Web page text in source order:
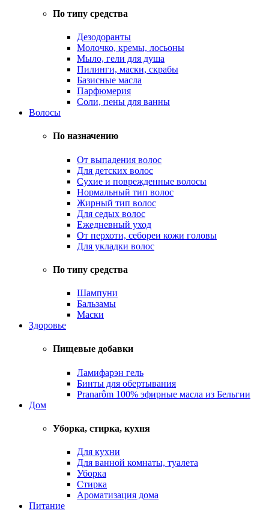
По типу средства
Дезодоранты
Молочко, кремы, лосьоны
Мыло, гели для душа
Пилинги, маски, скрабы
Базисные масла
Парфюмерия
Соли, пены для ванны
Волосы
По назначению
От выпадения волос
Для детских волос
Сухие и поврежденные волосы
Нормальный тип волос
Жирный тип волос
Для седых волос
Ежедневный уход
От перхоти, себореи кожи головы
Для укладки волос
По типу средства
Шампуни
Бальзамы
Маски
Здоровье
Пищевые добавки
Ламифарэн гель
Бинты для обертывания
Pranarôm 100% эфирные масла из Бельгии
Дом
Уборка, стирка, кухня
Для кухни
Для ванной комнаты, туалета
Уборка
Стирка
Ароматизация дома
Питание